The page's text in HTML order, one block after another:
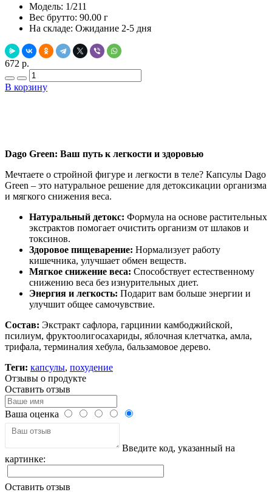
Модель: 1/211
Вес брутто: 90.00 г
На складе: Ожидание 2-5 дня
672 р.
В корзину
Dago Green: Ваш путь к легкости и здоровью
Мечтаете о стройной фигуре и легкости в теле? Капсулы Dago
Green – это натуральное решение для детоксикации организма
и мягкого снижения веса.
Натуральный детокс: Формула на основе растительных
экстрактов помогает очистить организм от шлаков и
токсинов.
Здоровое пищеварение: Нормализует работу
кишечника, улучшает обмен веществ.
Мягкое снижение веса: Способствует естественному
снижению веса без изнурительных диет.
Энергия и легкость: Подарит вам больше энергии и
улучшит общее самочувствие.
Состав: Экстракт сафлора, гарцинии камбоджийской,
псилиум, фруктоолигосахариды, яблочная клетчатка, амла,
трифала, терминалия хебула, бальзамовое дерево.
Теги: капсулы, похудение
Отзывы о продукте
Оставить отзыв
Ваша оценка
Введите код, указанный на
картинке:
Оставить отзыв